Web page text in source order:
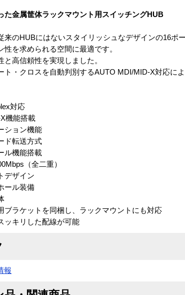
た金属筐体ラックマウント用スイッチングHUB
来のHUBにはないスタイリッシュなデザインの16ポ
性を求められる空間に最適です。
と高信頼性を実現しました。
・クロスを自動判別するAUTO MDI/MID-X対応によ
対応
機能搭載
ション機能
ド転送方式
ル機能搭載
（全二重）
デザイン
ール装備
ブラケットを同梱し、ラックマウントにも対応
ッキリした配線が可能
報